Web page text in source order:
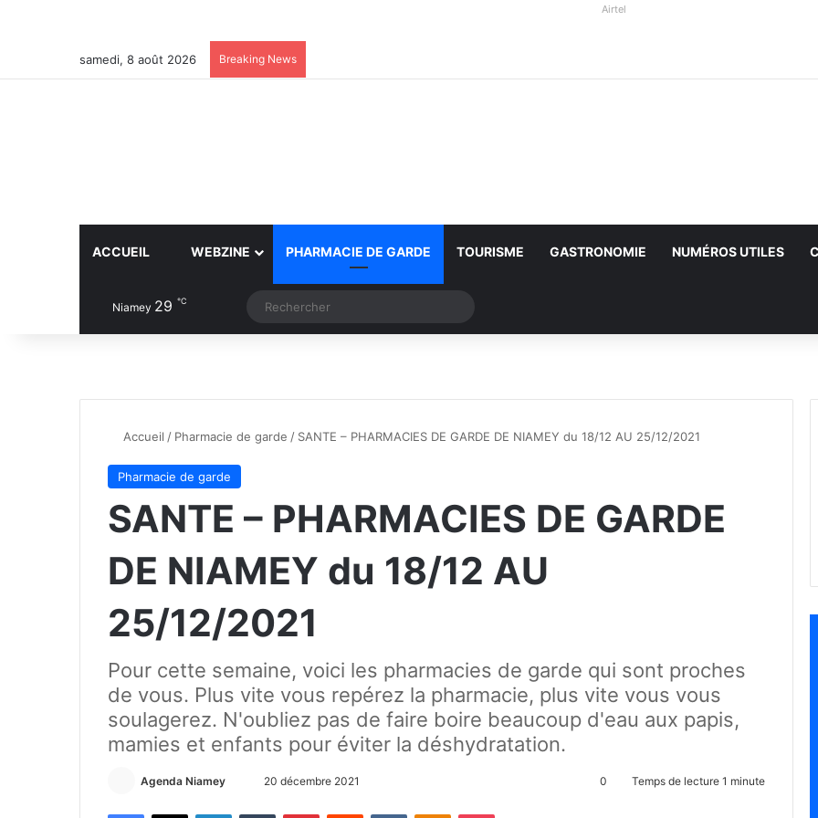
Airtel
samedi, 8 août 2026 Breaking News
ACCUEIL WEBZINE PHARMACIE DE GARDE TOURISME GASTRONOMIE NUMÉROS UTILES
Niamey 29 ℃ Article Aléatoire
Switch skin
Accueil / Pharmacie de garde / SANTE – PHARMACIES DE GARDE DE NIAMEY du 18/12 AU 25/12/2021
Pharmacie de garde
SANTE – PHARMACIES DE GARDE
DE NIAMEY du 18/12 AU
25/12/2021
Pour cette semaine, voici les pharmacies de garde qui sont proches
de vous. Plus vite vous repérez la pharmacie, plus vite vous vous
soulagerez. N'oubliez pas de faire boire beaucoup d'eau aux papis,
mamies et enfants pour éviter la déshydratation.
Agenda Niamey 20 décembre 2021 0 Temps de lecture 1 minute